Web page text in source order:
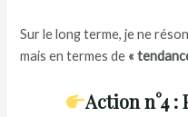
Sur le long terme, je ne
mais en termes de «
Action n°4